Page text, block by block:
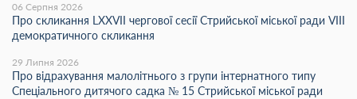
06 Серпня 2026
Про скликання LХХVІІ чергової сесії Стрийської міської ради VIII
демократичного скликання
29 Липня 2026
Про відрахування малолітнього з групи інтернатного типу
Спеціального дитячого садка № 15 Стрийської міської ради